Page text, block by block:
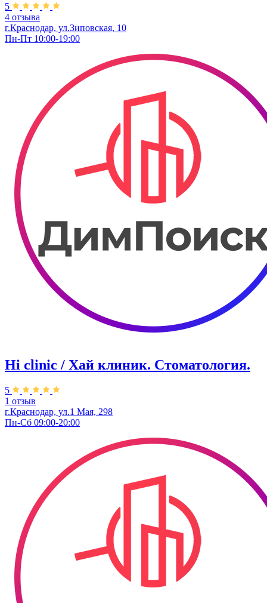
5
4 отзыва
г.Краснодар, ул.Зиповская, 10
Пн-Пт 10:00-19:00
Hi clinic / Хай клиник. Стоматология.
5
1 отзыв
г.Краснодар, ул.1 Мая, 298
Пн-Сб 09:00-20:00